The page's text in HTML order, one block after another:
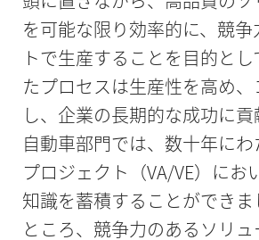
を可能な限り効率的に、競
トで生産することを目的と
たプロセスは生産性を高め
し、企業の長期的な成功に
自動車部門では、数十年に
プロジェクト（VA/VE）にお
知識を蓄積することができ
ところ、競争力のあるソリ